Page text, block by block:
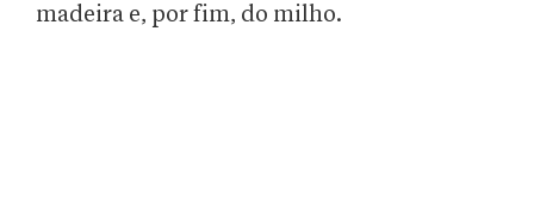
madeira e, por fim, do milho.